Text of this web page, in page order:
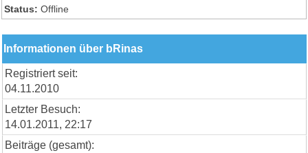
Status: Offline
Informationen über bRinas
Registriert seit:
04.11.2010
Letzter Besuch:
14.01.2011, 22:17
Beiträge (gesamt):